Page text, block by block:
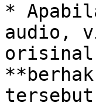
*
audio,
orisinal